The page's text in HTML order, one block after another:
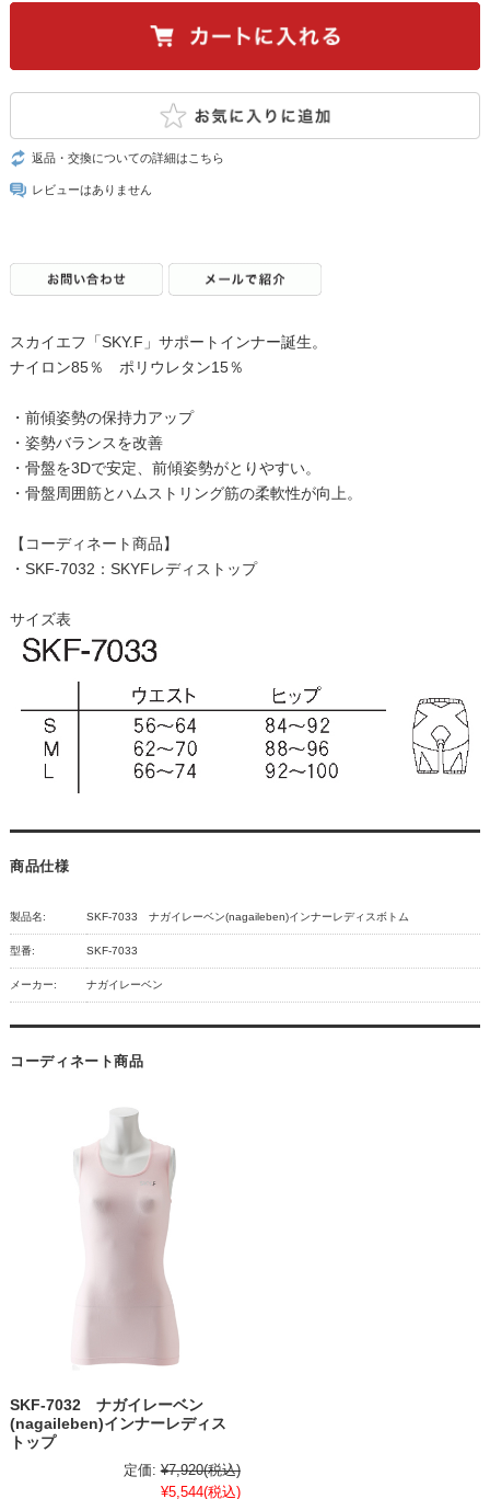
返品・交換についての詳細はこちら
レビューはありません
スカイエフ「SKY.F」サポートインナー誕生。
ナイロン85％ ポリウレタン15％
・前傾姿勢の保持力アップ
・姿勢バランスを改善
・骨盤を3Dで安定、前傾姿勢がとりやすい。
・骨盤周囲筋とハムストリング筋の柔軟性が向上。
【コーディネート商品】
・SKF-7032：SKYFレディストップ
サイズ表
商品仕様
製品名: SKF-7033 ナガイレーベン(nagaileben)インナーレディスボトム
型番: SKF-7033
メーカー: ナガイレーベン
コーディネート商品
SKF-7032 ナガイレーベン
(nagaileben)インナーレディス
トップ
定価: ¥7,920(税込)
¥5,544(税込)